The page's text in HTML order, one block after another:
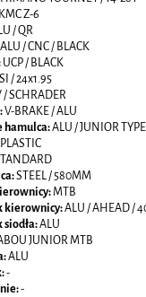
KMC Z-6
/ QR
ALU / CNC / BLACK
UCP / BLACK
/ 24x1.95
/ SCHRADER
V-BRAKE / ALU
hamulca:ALU / JUNIOR TYPE
PLASTIC
STEEL / 580MM
MTB
kierownicy:ALU / AHEAD /
ALU
JUNIOR MTB
ALU
-
-